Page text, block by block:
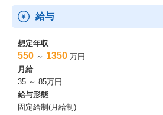
給与
想定年収
550 ～ 1350 万円
月給
35 ～ 85万円
給与形態
固定給制(月給制)